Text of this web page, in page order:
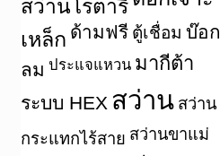
เหล็ก ด้ามฟรี ตู้เชื่อม บ๊อก
ลม ประแจแหวน มากีต้า
ระบบ HEX สว่าน สว่าน
กระแทกไร้สาย สว่านขาแม่